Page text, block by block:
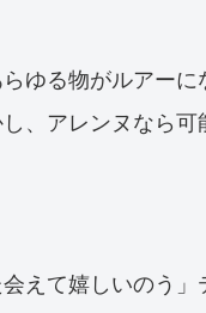
ゆる物がルアー
、アレンヌなら
会えて嬉しいのう